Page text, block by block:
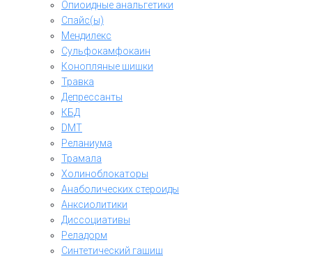
Опиоидные анальгетики
Спайс(ы)
Мендилекс
Сульфокамфокаин
Конопляные шишки
Травка
Депрессанты
КБД
DMT
Реланиума
Трамала
Холиноблокаторы
Анаболических стероиды
Анксиолитики
Диссоциативы
Реладорм
Синтетический гашиш